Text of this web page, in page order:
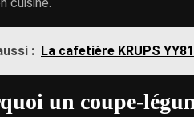
: La cafetière KRUPS
un coupe-